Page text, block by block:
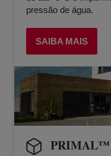
pressão de água.
SAIBA MAIS
PRIMAL™